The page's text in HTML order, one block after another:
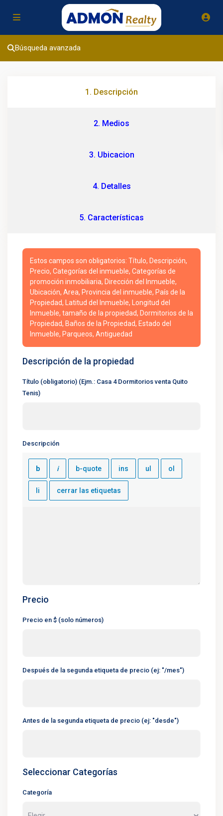
Búsqueda avanzada
1. Descripción
2. Medios
3. Ubicacion
4. Detalles
5. Características
Estos campos son obligatorios: Título, Descripción,
Precio, Categorías del inmueble, Categorías de
promoción inmobiliaria, Dirección del Inmueble,
Ubicación, Area, Provincia del inmueble, País de la
Propiedad, Latitud del Inmueble, Longitud del
Inmueble, tamaño de la propiedad, Dormitorios de la
Propiedad, Baños de la Propiedad, Estado del
Inmueble, Parqueos, Antiguedad
Descripción de la propiedad
Título (obligatorio) (Ejm.: Casa 4 Dormitorios venta Quito
Tenis)
Descripción
Precio
Precio en $ (solo números)
Después de la segunda etiqueta de precio (ej: "/mes")
Antes de la segunda etiqueta de precio (ej: "desde")
Seleccionar Categorías
Categoría